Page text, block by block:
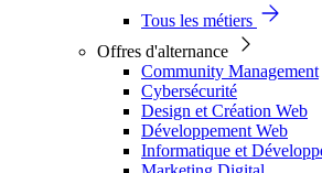
Tous les métiers
Offres d'alternance
Community Management
Cybersécurité
Design et Création Web
Développement Web
Informatique et